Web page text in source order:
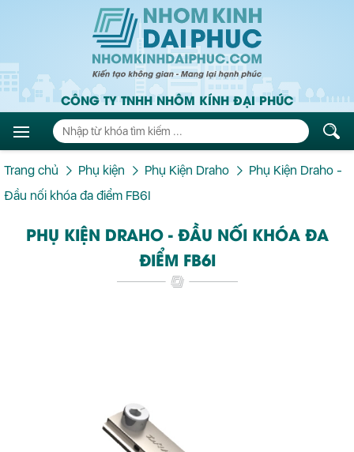
CÔNG TY TNHH NHÔM KÍNH ĐẠI PHÚC
Trang chủ Phụ kiện Phụ Kiện Draho
Phụ Kiện Draho -
Đầu nối khóa đa điểm FB6I
PHỤ KIỆN DRAHO - ĐẦU NỐI KHÓA ĐA
ĐIỂM FB6I